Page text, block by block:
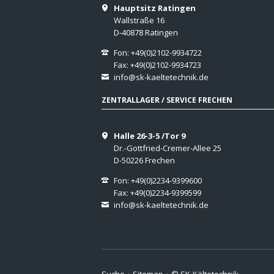
Hauptsitz Ratingen
Wallstraße 16
D-40878 Ratingen
Fon: +49(0)2102-9934722
Fax: +49(0)2102-9934723
info@sk-kaeltetechnik.de
ZENTRALLAGER / SERVICE FRECHEN
Halle 26-3-5 /Tor 9
Dr.-Gottfried-Cremer-Allee 25
D-50226 Frechen
Fon: +49(0)2234-9399600
Fax: +49(0)2234-9399599
info@sk-kaeltetechnik.de